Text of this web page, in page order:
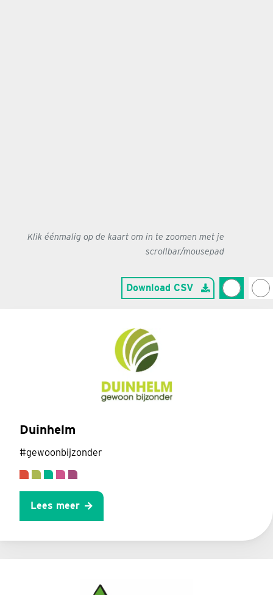
Klik éénmalig op de kaart om in te zoomen met je
scrollbar/mousepad
Download CSV
Duinhelm
#gewoonbijzonder
Lees meer